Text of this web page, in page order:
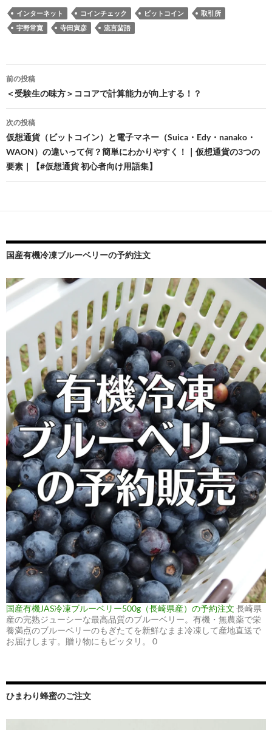
インターネット コインチェック ビットコイン
取引所
宇野常寛
寺田寅彦 流言蜚語
投
稿
ナ
ビ
ゲ
ー
ン
前の投稿
＜受験生の味方＞ココアで計算能力が向上する！？
次の投稿
仮想通貨（ビットコイン）と電子マネー（Suica・Edy・nanako・
WAON）の違いって何？簡単にわかりやすく！｜仮想通貨の3つの
要素｜【#仮想通貨 初心者向け用語集】
国産有機冷凍ブルーベリーの予約注文
国産有機JAS冷凍ブルーベリー500g（長崎県産）の予約注文 長崎県
産の完熟ジューシーな最高品質のブルーベリー。有機・無農薬で栄
養満点のブルーベリーのもぎたてを新鮮なまま冷凍して産地直送で
お届けします。贈り物にもピッタリ。 0
ひまわり蜂蜜のご注文